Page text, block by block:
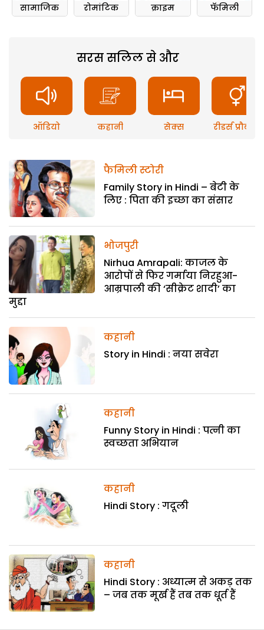
सामाजिक रोमांटिक क्राइम फॅमिली
सरस सलिल से और
ऑडियो कहानी सेक्स रीडर्स प्रौब्लम
फैमिली स्टोरी
Family Story in Hindi – बेटी के
लिए : पिता की इच्छा का संसार
भोजपुरी
Nirhua Amrapali: काजल के
आरोपों से फिर गर्माया निरहुआ-
आम्रपाली की ‘सीक्रेट शादी’ का
मुद्दा
कहानी
Story in Hindi : नया सवेरा
कहानी
Funny Story in Hindi : पत्नी का
स्वच्छता अभियान
कहानी
Hindi Story : गदूली
कहानी
Hindi Story : अध्यात्म से अकड़ तक
– जब तक मूर्ख हैं तब तक धूर्त हैं